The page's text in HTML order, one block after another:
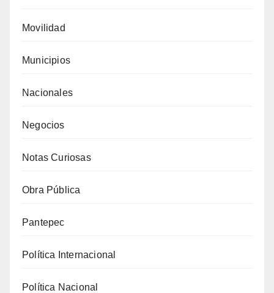
Movilidad
Municipios
Nacionales
Negocios
Notas Curiosas
Obra Pública
Pantepec
Política Internacional
Política Nacional